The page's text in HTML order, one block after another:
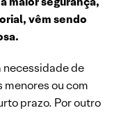
vêm sendo
necessidade de
ou com
prazo. Por outro